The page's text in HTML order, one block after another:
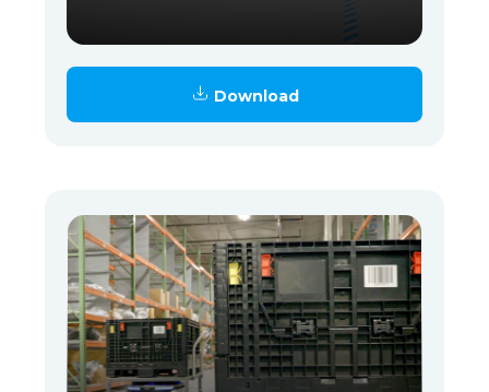
Download